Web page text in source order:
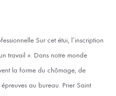
Sur cet étui, l’inscription
travail ». Dans notre monde
la forme du chômage, de
au bureau. Prier Saint